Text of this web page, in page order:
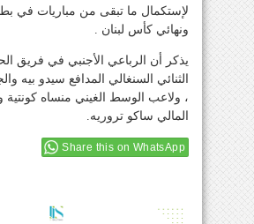
لإستكمال ما تبقى من مباريات في
ونهائي كأس لبنان .
يذكر أن الرباعي الأجنبي في فريق
الثنائي السنغالي المدافع سيدو بيه
، ولاعب الوسط الغيني منساه كونتية
المالي ساكو تروريه.
Share this on WhatsApp